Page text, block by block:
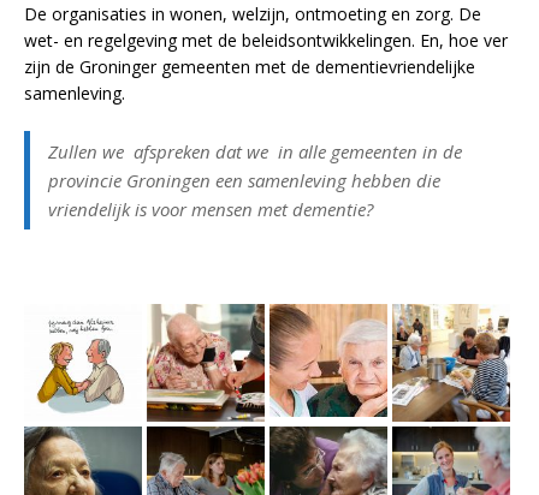
De organisaties in wonen, welzijn, ontmoeting en zorg. De
wet- en regelgeving met de beleidsontwikkelingen. En, hoe ver
zijn de Groninger gemeenten met de dementievriendelijke
samenleving.
Zullen we afspreken dat we in alle gemeenten in de
provincie Groningen een samenleving hebben die
vriendelijk is voor mensen met dementie?